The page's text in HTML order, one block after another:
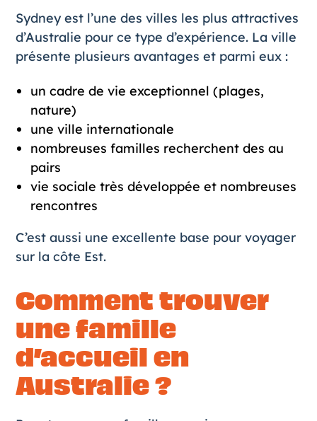
Sydney est l’une des villes les plus attractives
d’Australie pour ce type d’expérience. La ville
présente plusieurs avantages et parmi eux :
un cadre de vie exceptionnel (plages,
nature)
une ville internationale
nombreuses familles recherchent des au
pairs
vie sociale très développée et nombreuses
rencontres
C’est aussi une excellente base pour voyager
sur la côte Est.
Comment trouver
une famille
d’accueil en
Australie ?